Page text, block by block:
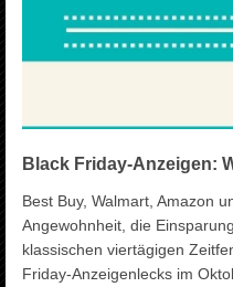
Black Friday-Anzeigen:
Best Buy, Walmart, Amazon
Angewohnheit, die
klassischen viertägigen
Friday-Anzeigenlecks im